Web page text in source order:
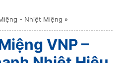
- Nhiệt Miệng »
VNP –